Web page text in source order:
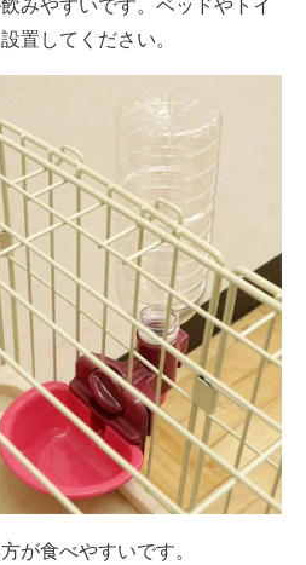
置してください。
が食べやすいです。